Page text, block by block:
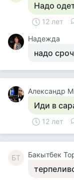
Надо
12 лет
Надежда
надо
Александр
Иди в
12 лет
БТ Бакытбек